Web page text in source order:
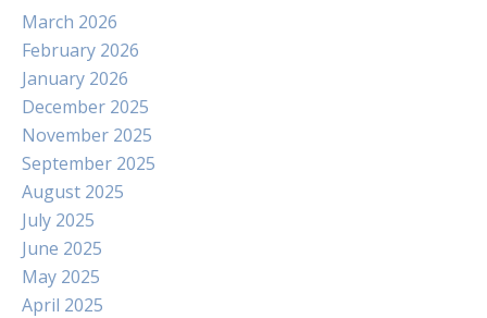
March 2026
February 2026
January 2026
December 2025
November 2025
September 2025
August 2025
July 2025
June 2025
May 2025
April 2025